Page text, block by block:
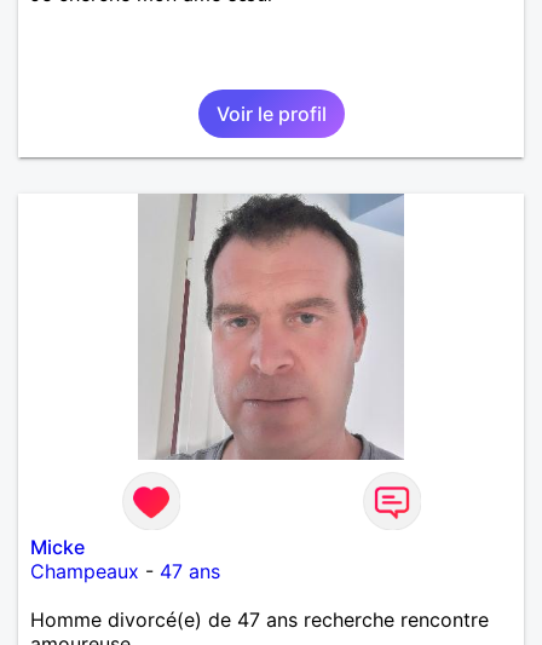
Voir le profil
Micke
Champeaux - 47 ans
Homme divorcé(e) de 47 ans recherche rencontre